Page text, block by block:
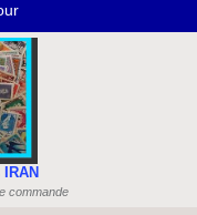
commande